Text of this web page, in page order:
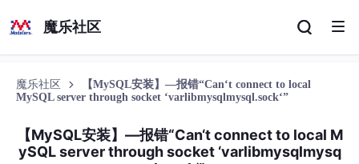
魔乐社区
魔乐社区
【MySQL安装】—报错“Can‘t connect to local
MySQL server through socket ‘varlibmysqlmysql.sock‘”
【MySQL安装】—报错“Can‘t connect to local M
ySQL server through socket ‘varlibmysqlmysq